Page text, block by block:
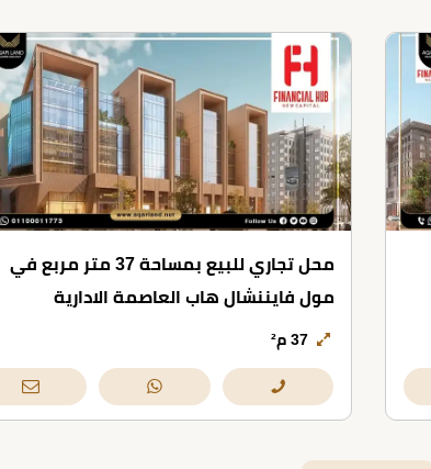
محل تجاري للبيع بمساحة 37 متر مربع في
مول فايننشال هاب العاصمة الادارية
37 م²